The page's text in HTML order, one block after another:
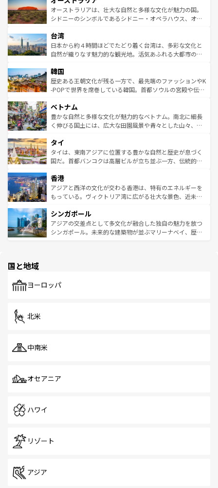
文化が魅力。旅行者はアメリカの各地域で異なる魅力を楽
しみながら、その多様性と豊かな歴史を感じることができ
ならではの贅沢な旅のスタイルだ。 なお、新着のアメリカ
情報はコンテンツ一覧を参照してほしい。
島だが、静かな自然を求めるならマウイ島やカウアイ島が
おすすめ。エメラルドグリーンに輝く海をはじめ、豊かな
れるおもてなしの心で訪れる人々を迎えてくれるハワイの
人々、おいしいローカルフードやハワイアンミュージッ
ク、伝統的なフラダンスなど、すべてがハワイの魅力を彩
ワイを、存分に味わってほしい。 なお、新着のハワイ情報
はコンテンツ一覧を参照してほしい。
オーストラリアは、壮大な自然と多様な文化が魅力の国。
シドニーのシンボルであるシドニー・オペラハウス、オー
リアリーフや大陸中央部にそびえるウルル（エアーズロッ
ク）、タスマニアの美しい原生林やケアンズの熱帯雨林な
ど、見どころがたくさん。また、カフェやワイン、オージ
いる。アクティビティも充実しており、サーフィンやダイ
ビング、ハイキングなど、アウトドア好きにはたまらな
い。オーストラリアの多彩な魅力を存分に味わいつくそ
参照してほしい。
台湾
日本から約４時間ほどでたどり着く台湾は、多彩な文化と
自然が織りなす魅力的な観光地。活気あふれる大都市の台
ン）、静ひつな山岳地帯である台湾東部など、都市の喧騒
と山間の静けさが共存しており、訪れる人に新しい発見と
驚きをもたらしてくれる。また、奥深い台湾の食文化も魅
容にもいいと評判のスイーツなど、バラエティ豊かな料理
が味わえる。 なお、新着の台湾情報は コンテンツ一覧を参
照してほしい。
韓国
歴史ある王朝文化が残る一方で、最先端のファッションやK
-POPで世界を席巻している韓国。首都ソウルの宮殿や伝統
き、地方に足を延ばせば四季折々の自然美を楽しむことが
できる。そして、キムチや焼肉、絶品のストリートフード
まで、さまざまな韓国料理が待っている。夜には、韓国な
リティに包まれながら、韓国の多彩な魅力を心ゆくまで味
わってみてほしい。 なお、新着の韓国情報はコンテンツ一
覧を参照してほしい。
ベトナム
豊かな自然と多様な文化が魅力的なベトナム。南北に細長
く伸びる国土には、広大な田園風景や青々とした山々、世
急速な発展と共に伝統が息づく。ハノイの古い町並みやホ
ーチミン市のフランス統治時代の建物も、独特の雰囲気を
醸し出している。また、バラエティの豊かさとおいしさで
とつ。フォーやバインミー、ベトナムコーヒーなどは、ぜ
ひ現地で味わいたい。どの地域を訪れてもあたたかい人々
が旅行者を迎えてくれるので、きっと忘れられない旅にな
参照してほしい。
タイ
タイは、東南アジアに位置する豊かな自然と歴史が息づく
国だ。首都バンコクは高層ビルが立ち並ぶ一方、伝統的な
の活気が交差している。北部ではチェンマイなどの山岳地
帯で自然と触れ合い、南部ではプーケットやクラビの美し
いビーチでリゾート気分を楽しむことができる。タイ料理
激する。気候は一年中温暖で、どの季節にも異なる楽しみ
が待っている。親しみやすいタイの人々、仏教を中心とし
た文化、そして多様な観光資源が、訪れる旅人を魅了し続
香港
アジアと西洋の文化が交わる香港は、特有のエネルギーを
もっている。ヴィクトリア湾に広がる壮大な景色、近未来
み、どこを訪れても感動するはず。観光スポットが密集し
ており、効率よく見どころを回れるのも魅力。息をのむよ
うな絶景から文化的な体験まで、香港を存分に楽しみ尽く
シンガポール
アジアの交差点として多文化が融合した独自の魅力を放つ
シンガポール。未来的な建築物が並ぶマリーナベイ、歴史
で、ホーカーズは地元の風情を楽しめる外せないスポット
国と地域
ヨーロッパ
北米
中南米
オセアニア
ハワイ
リゾート
アジア